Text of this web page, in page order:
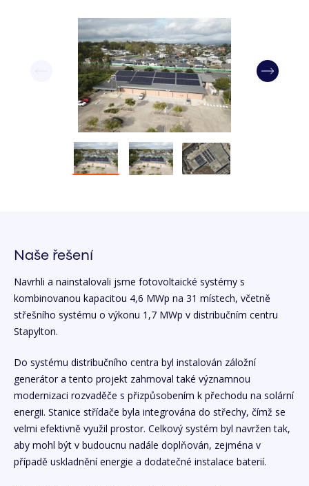
Naše řešení
Navrhli a nainstalovali jsme fotovoltaické systémy s
kombinovanou kapacitou 4,6 MWp na 31 místech, včetně
střešního systému o výkonu 1,7 MWp v distribučním centru
Stapylton.
Do systému distribučního centra byl instalován záložní
generátor a tento projekt zahrnoval také významnou
modernizaci rozvaděče s přizpůsobením k přechodu na solární
energii. Stanice střídače byla integrována do střechy, čímž se
velmi efektivně využil prostor. Celkový systém byl navržen tak,
aby mohl být v budoucnu nadále doplňován, zejména v
případě uskladnění energie a dodatečné instalace baterií.